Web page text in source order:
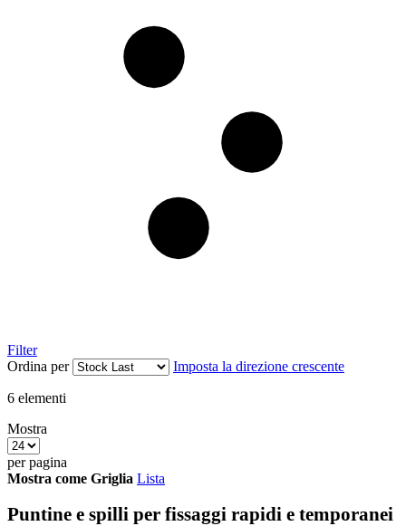
Filter
Ordina per
Imposta la direzione crescente
6 elementi
Mostra
per pagina
Mostra come Griglia Lista
Puntine e spilli per fissaggi rapidi e temporanei